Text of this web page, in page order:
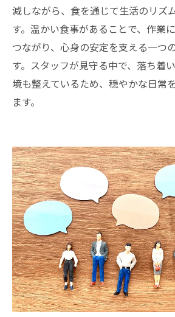
減しながら、食を通じて生活のリズ
す。温かい食事があることで、作業
つながり、心身の安定を支える一つ
す。スタッフが見守る中で、落ち着
境も整えているため、穏やかな日常
ます。